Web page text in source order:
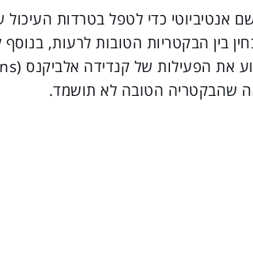
אנטיביוטי כדי לטפל בטרדות
בין הבקטריות הטובות לרעות,
שהבקטריה הטובה לא תושמד.